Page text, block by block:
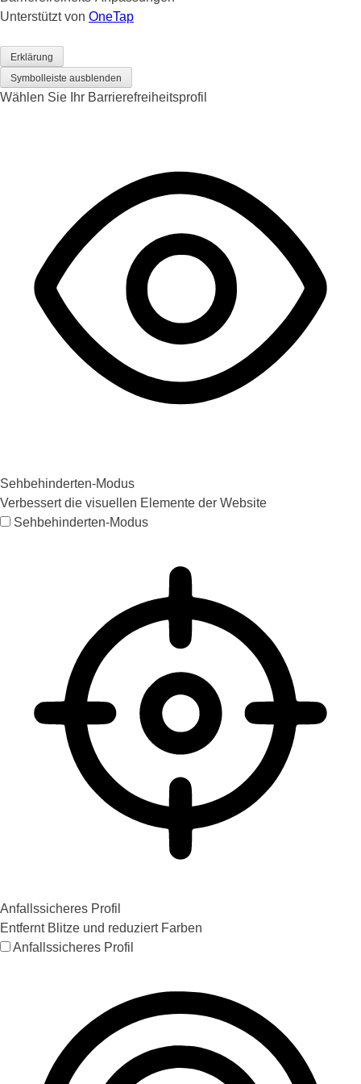
Unterstützt von OneTap
Erklärung
Symbolleiste ausblenden
Wählen Sie Ihr Barrierefreiheitsprofil
Sehbehinderten-Modus
Verbessert die visuellen Elemente der Website
Sehbehinderten-Modus
Anfallssicheres Profil
Entfernt Blitze und reduziert Farben
Anfallssicheres Profil